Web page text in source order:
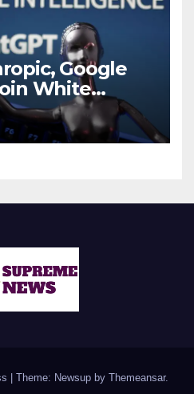
Google
White
meeting
| Theme: Newsup by Themeansar.